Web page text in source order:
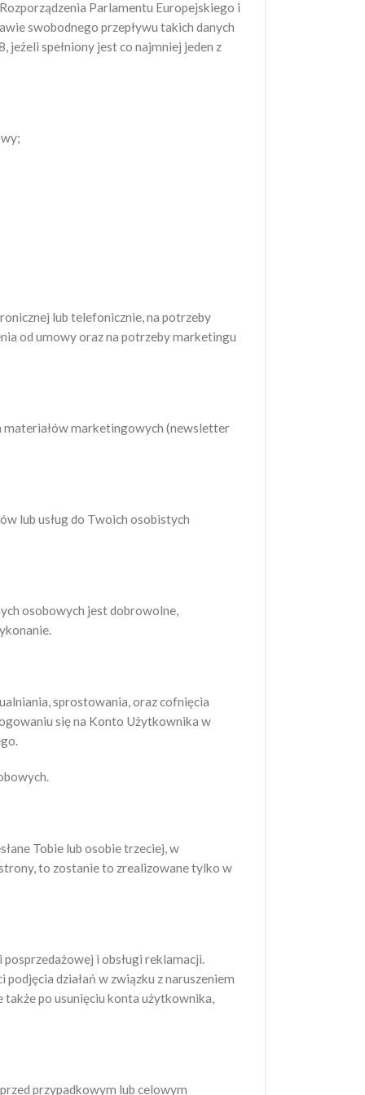
Parlamentu Europejskiego i
swobodnego przepływu takich danych
spełniony jest co najmniej jeden z
lub telefonicznie, na potrzeby
od umowy oraz na potrzeby marketingu
materiałów marketingowych (newsletter
lub usług do Twoich osobistych
osobowych jest dobrowolne,
sprostowania, oraz cofnięcia
się na Konto Użytkownika w
Tobie lub osobie trzeciej, w
to zostanie to zrealizowane tylko w
i obsługi reklamacji.
działań w związku z naruszeniem
także po usunięciu konta użytkownika,
przypadkowym lub celowym